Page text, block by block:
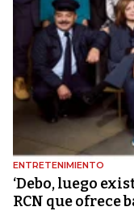
ENTRETENIMIENTO
‘Debo, luego
RCN que ofrece